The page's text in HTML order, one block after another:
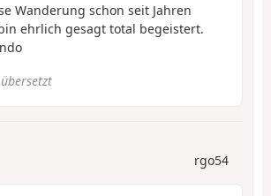
Wanderung schon seit Jahren
ehrlich gesagt total begeistert.
rgo54